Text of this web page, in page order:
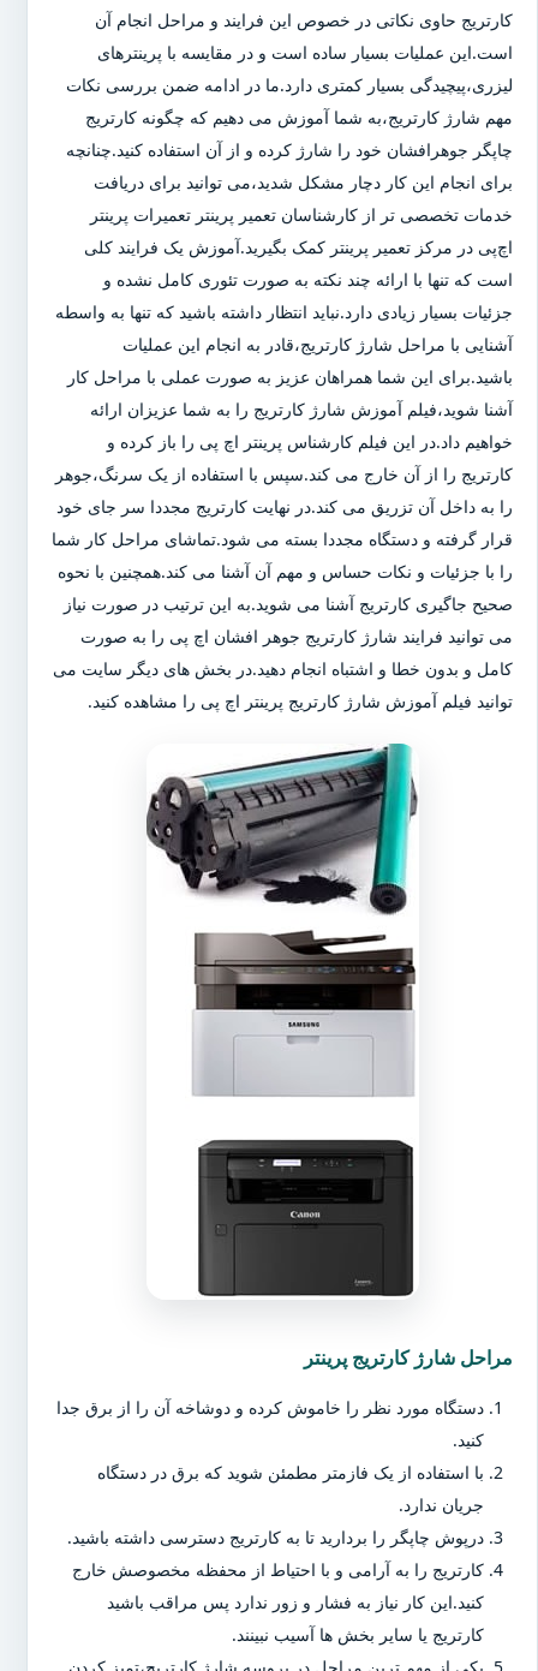
کارتریج حاوی نکاتی در خصوص این فرایند و مراحل انجام آن
است.این عملیات بسیار ساده است و در مقایسه با پرینترهای
لیزری،پیچیدگی بسیار کمتری دارد.ما در ادامه ضمن بررسی نکات
مهم شارژ کارتریج،به شما آموزش می دهیم که چگونه کارتریج
چاپگر جوهرافشان خود را شارژ کرده و از آن استفاده کنید.چنانچه
برای انجام این کار دچار مشکل شدید،می توانید برای دریافت
خدمات تخصصی تر از کارشناسان تعمیر پرینتر تعمیرات پرینتر
اچ‌پی در مرکز تعمیر پرینتر کمک بگیرید.آموزش یک فرایند کلی
است که تنها با ارائه چند نکته به صورت تئوری کامل نشده و
جزئیات بسیار زیادی دارد.نباید انتظار داشته باشید که تنها به واسطه
آشنایی با مراحل شارژ کارتریج،قادر به انجام این عملیات
باشید.برای این شما همراهان عزیز به صورت عملی با مراحل کار
آشنا شوید،فیلم آموزش شارژ کارتریج را به شما عزیزان ارائه
خواهیم داد.در این فیلم کارشناس پرینتر اچ پی را باز کرده و
کارتریج را از آن خارج می کند.سپس با استفاده از یک سرنگ،جوهر
را به داخل آن تزریق می کند.در نهایت کارتریج مجددا سر جای خود
قرار گرفته و دستگاه مجددا بسته می شود.تماشای مراحل کار شما
را با جزئیات و نکات حساس و مهم آن آشنا می کند.همچنین با نحوه
صحیح جاگیری کارتریج آشنا می شوید.به این ترتیب در صورت نیاز
می توانید فرایند شارژ کارتریج جوهر افشان اچ پی را به صورت
کامل و بدون خطا و اشتباه انجام دهید.در بخش های دیگر سایت می
توانید فیلم آموزش شارژ کارتریج پرینتر اچ پی را مشاهده کنید.
مراحل شارژ کارتریج پرینتر
دستگاه مورد نظر را خاموش کرده و دوشاخه آن را از برق جدا
کنید.
با استفاده از یک فازمتر مطمئن شوید که برق در دستگاه
جریان ندارد.
درپوش چاپگر را بردارید تا به کارتریج دسترسی داشته باشید.
کارتریج را به آرامی و با احتیاط از محفظه مخصوصش خارج
کنید.این کار نیاز به فشار و زور ندارد پس مراقب باشید
کارتریج یا سایر بخش ها آسیب نبینند.